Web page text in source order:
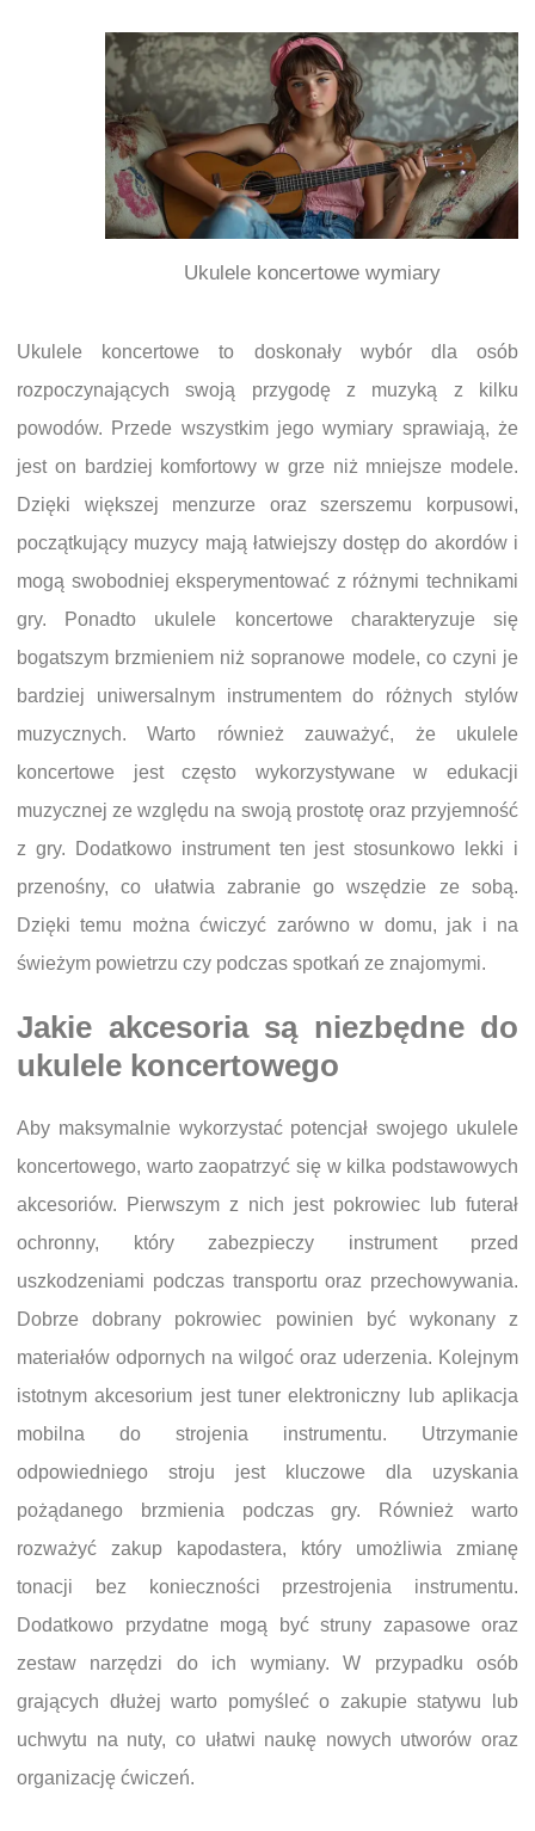
Ukulele koncertowe wymiary
Ukulele koncertowe to doskonały wybór dla osób
rozpoczynających swoją przygodę z muzyką z kilku
powodów. Przede wszystkim jego wymiary sprawiają, że
jest on bardziej komfortowy w grze niż mniejsze modele.
Dzięki większej menzurze oraz szerszemu korpusowi,
początkujący muzycy mają łatwiejszy dostęp do akordów i
mogą swobodniej eksperymentować z różnymi technikami
gry. Ponadto ukulele koncertowe charakteryzuje się
bogatszym brzmieniem niż sopranowe modele, co czyni je
bardziej uniwersalnym instrumentem do różnych stylów
muzycznych. Warto również zauważyć, że ukulele
koncertowe jest często wykorzystywane w edukacji
muzycznej ze względu na swoją prostotę oraz przyjemność
z gry. Dodatkowo instrument ten jest stosunkowo lekki i
przenośny, co ułatwia zabranie go wszędzie ze sobą.
Dzięki temu można ćwiczyć zarówno w domu, jak i na
świeżym powietrzu czy podczas spotkań ze znajomymi.
Jakie akcesoria są niezbędne do
ukulele koncertowego
Aby maksymalnie wykorzystać potencjał swojego ukulele
koncertowego, warto zaopatrzyć się w kilka podstawowych
akcesoriów. Pierwszym z nich jest pokrowiec lub futerał
ochronny, który zabezpieczy instrument przed
uszkodzeniami podczas transportu oraz przechowywania.
Dobrze dobrany pokrowiec powinien być wykonany z
materiałów odpornych na wilgoć oraz uderzenia. Kolejnym
istotnym akcesorium jest tuner elektroniczny lub aplikacja
mobilna do strojenia instrumentu. Utrzymanie
odpowiedniego stroju jest kluczowe dla uzyskania
pożądanego brzmienia podczas gry. Również warto
rozważyć zakup kapodastera, który umożliwia zmianę
tonacji bez konieczności przestrojenia instrumentu.
Dodatkowo przydatne mogą być struny zapasowe oraz
zestaw narzędzi do ich wymiany. W przypadku osób
grających dłużej warto pomyśleć o zakupie statywu lub
uchwytu na nuty, co ułatwi naukę nowych utworów oraz
organizację ćwiczeń.